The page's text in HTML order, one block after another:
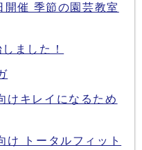
開催 季節の園芸教室
ました！
けキレイになるため
け トータルフィット